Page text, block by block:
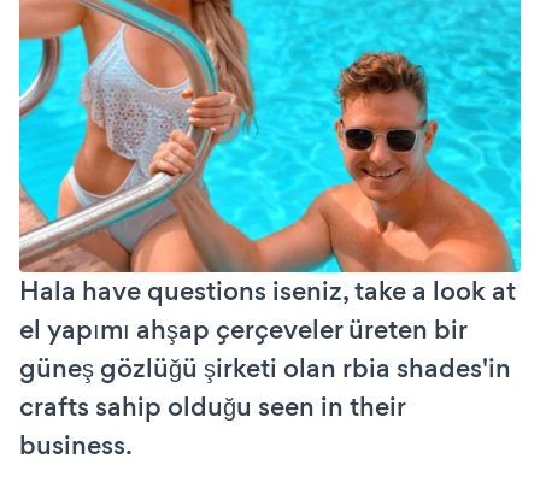
Hala have questions iseniz, take a look at
el yapımı ahşap çerçeveler üreten bir
güneş gözlüğü şirketi olan rbia shades'in
crafts sahip olduğu seen in their
business.